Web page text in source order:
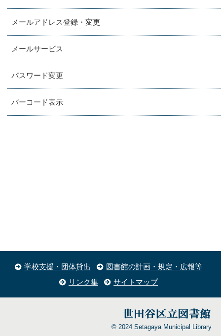
メールアドレス登録・変更
メールサービス
パスワード変更
バーコード表示
学校支援・団体貸出
図書館の計画・規定・広報等
リンク集
サイトマップ
© 2024 Setagaya Municipal Library